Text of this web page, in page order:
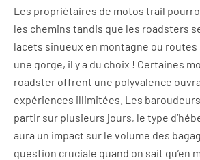
Les propriétaires de motos trail
les chemins tandis que les roadsters
lacets sinueux en montagne ou routes
une gorge, il y a du choix ! Certaines
roadster offrent une polyvalence
expériences illimitées. Les
partir sur plusieurs jours, le type
aura un impact sur le volume des
question cruciale quand on sait qu’en